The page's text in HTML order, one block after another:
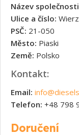
Název
Ulice a číslo:
PSČ: 21-050
Město: Piaski
Země: Polsko
Kontakt:
Email:
Telefon: +48 798
Doručení